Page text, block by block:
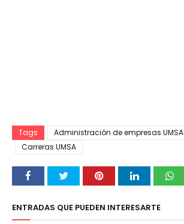
Tags
Administración de empresas UMSA
Carreras UMSA
ENTRADAS QUE PUEDEN INTERESARTE